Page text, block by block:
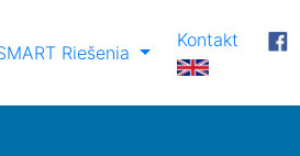
Riešenia
Kontakt